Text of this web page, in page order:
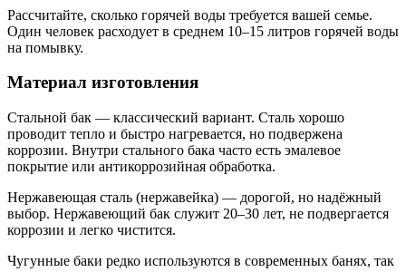
Рассчитайте, сколько горячей воды требуется вашей семье.
Один человек расходует в среднем 10–15 литров горячей воды
на помывку.
Материал изготовления
Стальной бак — классический вариант. Сталь хорошо
проводит тепло и быстро нагревается, но подвержена
коррозии. Внутри стального бака часто есть эмалевое
покрытие или антикоррозийная обработка.
Нержавеющая сталь (нержавейка) — дорогой, но надёжный
выбор. Нержавеющий бак служит 20–30 лет, не подвергается
коррозии и легко чистится.
Чугунные баки редко используются в современных банях, так